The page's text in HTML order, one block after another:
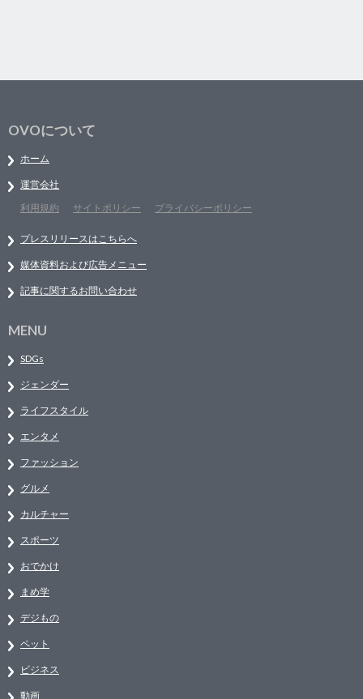
OVOについて
ホーム
運営会社
利用規約
サイトポリシー プライバシーポリシー
プレスリリースはこちらへ
媒体資料および広告メニュー
記事に関するお問い合わせ
MENU
SDGs
ジェンダー
ライフスタイル
エンタメ
ファッション
グルメ
カルチャー
スポーツ
おでかけ
まめ学
デジもの
ペット
ビジネス
動画